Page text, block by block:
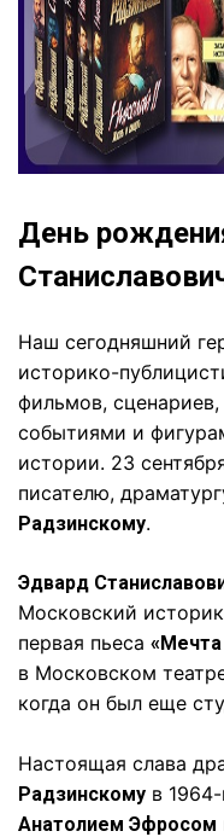
День
Наш сегодняшний
историко-
фильмов,
событиями и
истории. 23
писателю,
Радзинскому.
Эдвард
Московский
первая пьеса
в Московском
когда он был еще
Настоящая слава
Радзинскому в
Анатолием Эфросом